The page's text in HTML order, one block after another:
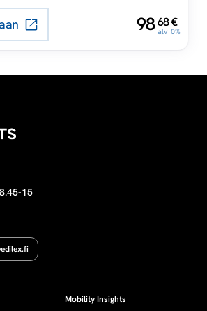
98,68€
alv 0%
15
Mobility Insights